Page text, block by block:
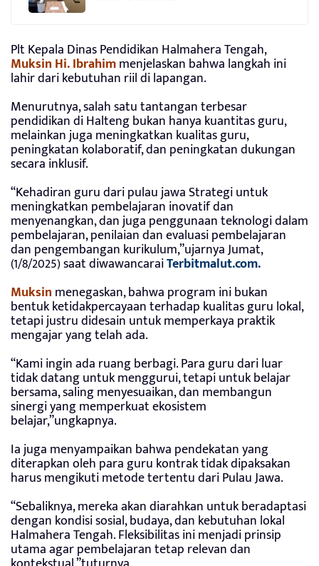
Plt Kepala Dinas Pendidikan Halmahera Tengah,
Muksin Hi. Ibrahimmenjelaskan bahwa langkah ini
lahir dari kebutuhan riil di lapangan.
Menurutnya, salah satu tantangan terbesar
pendidikan di Halteng bukan hanya kuantitas guru,
melainkan juga meningkatkan kualitas guru,
peningkatan kolaboratif, dan peningkatan dukungan
secara inklusif.
“Kehadiran guru dari pulau jawa Strategi untuk
meningkatkan pembelajaran inovatif dan
menyenangkan, dan juga penggunaan teknologi dalam
pembelajaran, penilaian dan evaluasi pembelajaran
dan pengembangan kurikulum,”ujarnya Jumat,
(1/8/2025) saat diwawancaraiTerbitmalut.com.
Muksin menegaskan, bahwa program ini bukan
bentuk ketidakpercayaan terhadap kualitas guru lokal,
tetapi justru didesain untuk memperkaya praktik
mengajar yang telah ada.
“Kami ingin ada ruang berbagi. Para guru dari luar
tidak datang untuk menggurui, tetapi untuk belajar
bersama, saling menyesuaikan, dan membangun
sinergi yang memperkuat ekosistem
belajar,”ungkapnya.
Ia juga menyampaikan bahwa pendekatan yang
diterapkan oleh para guru kontrak tidak dipaksakan
harus mengikuti metode tertentu dari Pulau Jawa.
“Sebaliknya, mereka akan diarahkan untuk beradaptasi
dengan kondisi sosial, budaya, dan kebutuhan lokal
Halmahera Tengah. Fleksibilitas ini menjadi prinsip
utama agar pembelajaran tetap relevan dan